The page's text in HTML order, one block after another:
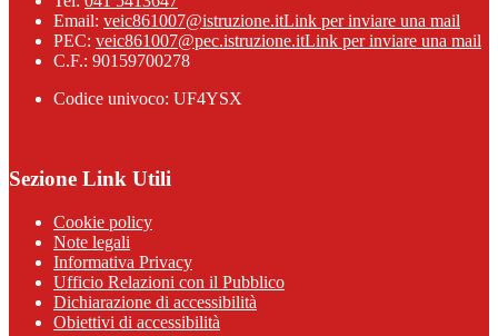
Email: veic861007@istruzione.itLink per inviare una mail
PEC: veic861007@pec.istruzione.itLink per inviare una mail
C.F.: 90159700278
Codice univoco: UF4YSX
Sezione Link Utili
Cookie policy
Note legali
Informativa Privacy
Ufficio Relazioni con il Pubblico
Dichiarazione di accessibilità
Obiettivi di accessibilità